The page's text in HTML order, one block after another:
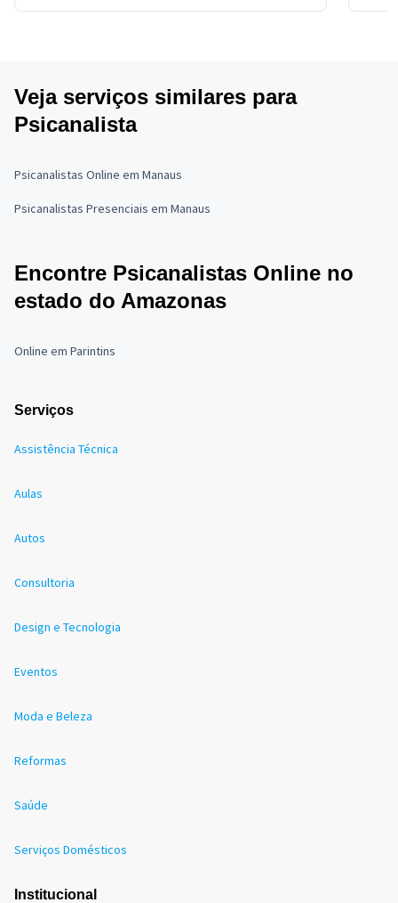
Veja serviços similares para
Psicanalista
Psicanalistas Online em Manaus
Psicanalistas Presenciais em Manaus
Encontre Psicanalistas Online no
estado do Amazonas
Online em Parintins
Serviços
Assistência Técnica
Aulas
Autos
Consultoria
Design e Tecnologia
Eventos
Moda e Beleza
Reformas
Saúde
Serviços Domésticos
Institucional